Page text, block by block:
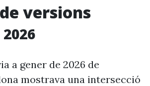
versions
a gener de 2026 de
mostrava una intersecció